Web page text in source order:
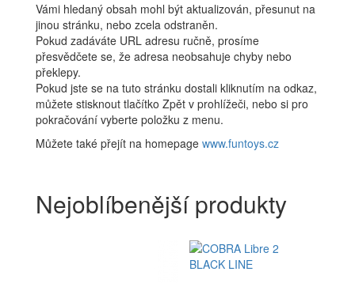
Vámi hledaný obsah mohl být aktualizován, přesunut na
jinou stránku, nebo zcela odstraněn.
Pokud zadáváte URL adresu ručně, prosíme
přesvědčete se, že adresa neobsahuje chyby nebo
překlepy.
Pokud jste se na tuto stránku dostali kliknutím na odkaz,
můžete stisknout tlačítko Zpět v prohlížeči, nebo si pro
pokračování vyberte položku z menu.
Můžete také přejít na homepage www.funtoys.cz
Nejoblíbenější produkty